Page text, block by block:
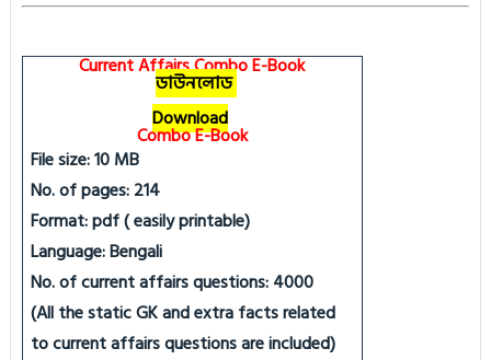
Current Affairs Combo E-Book
ডাউনলোড
Download
Combo E-Book
File size: 10 MB
No. of pages: 214
Format: pdf ( easily printable)
Language: Bengali
No. of current affairs questions: 4000
(All the static GK and extra facts related
to current affairs questions are included)